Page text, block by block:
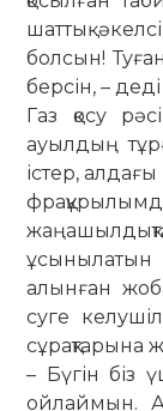
шаттық
бол­сын!
берсін, –
Газ қосу
ауылдың
істер,
ұсынылатын
алынған
суге
сұрақтарына
– Бүгін біз
ойлаймын.